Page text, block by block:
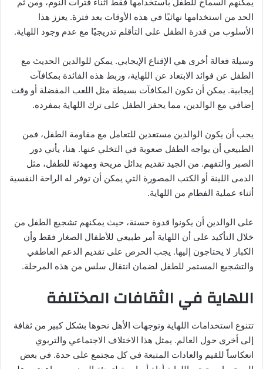
يمكنهم السماح للطفل باستخدامها فقط أثناء فترات النوم، ومن ثم
الحد من استخدامها نهائيًا في هذه الأوقات بعد فترة. يعزز هذا
الأسلوب من قدرة الطفل على التأقلم تدريجيًا مع عدم وجود اللهاية.
وسيلة فعالة أخرى هي الإقناع الإيجابي. يمكن للوالدين الحديث مع
الطفل عن فوائد الابتعاد عن اللهاية، وربط هذه الفائدة بمكافآت
إيجابية. يمكن أن تكون المكافآت بسيطة مثل اللعب المفضلة أو وقت
إضافي مع الوالدين، مما يحفز الطفل على ترك اللهاية بمفرده.
يجب أن يكون الوالدين مستعدين للتعامل مع مقاومة الطفل، فمن
الطبيعي أن يواجه الطفل صعوبة في التخلي عنها. هنا، يأتي دور
الصبر والتفهم. من الجيد تقديم بدائل مريحة ومهدئة للطفل، مثل
الدمى اللينة أو الكتب المصورة التي يمكن أن توفر له الراحة النفسية
أثناء عملية الفطام من اللهاية.
على الوالدين أن يكونوا قدوة حسنة، حيث يمكنهم تشجيع الطفل من
خلال التأكيد على أن اللهاية أمر طبيعي للأطفال الصغار فقط وأن
الكبار لا يحتاجون إليها. يجب الحرص على تقديم الدعم العاطفي
والتشجيع المستمر للطفل لضمان انتقال سلس من هذه المرحلة.
اللهاية في الثقافات المختلفة
تتنوع استخدامات اللهاية وتوجهات الأهل نحوها بشكل كبير من ثقافة
إلى أخرى حول العالم. يمثل هذا الاختلاف الاجتماعي والتربوي
انعكاساً للقيم والعادات المتبعة في كل مجتمع على حدة. في بعض